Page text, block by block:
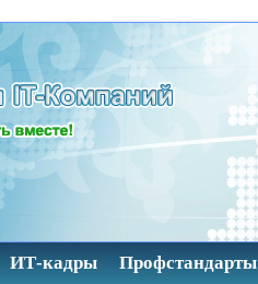
ИТ-кадры Профстандарты